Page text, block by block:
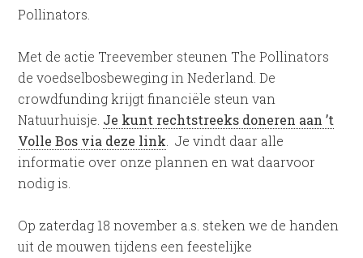
Pollinators.
Met de actie Treevember steunen The Pollinators
de voedselbosbeweging in Nederland. De
crowdfunding krijgt financiële steun van
Natuurhuisje. Je kunt rechtstreeks doneren aan ’t
Volle Bos via deze link . Je vindt daar alle
informatie over onze plannen en wat daarvoor
nodig is.
Op zaterdag 18 november a.s. steken we de handen
uit de mouwen tijdens een feestelijke